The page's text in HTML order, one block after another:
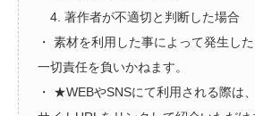
4. 著作者が不適切と判断した場合
・ 素材を利用した事によって発生し
一切責任を負いかねます。
・ ★WEBやSNSにて利用される際は